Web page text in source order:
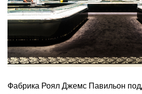
Фабрика Роял Джемс Павильон